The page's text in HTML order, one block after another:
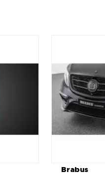
Brabus